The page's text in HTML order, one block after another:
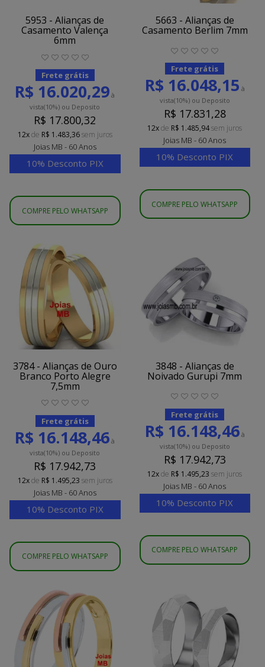
5953 - Alianças de
Casamento Valença
6mm
Frete grátis
R$ 16.020,29 à
vista(10%) ou Deposito
R$ 17.800,32
12xde R$ 1.483,36sem juros
Joias MB - 60 Anos
10% Desconto PIX
COMPRE PELO WHATSAPP
5663 - Alianças de
Casamento Berlim 7mm
Frete grátis
R$ 16.048,15 à
vista(10%)ou Deposito
R$ 17.831,28
12xde R$ 1.485,94sem juros
Joias MB - 60 Anos
10% Desconto PIX
COMPRE PELO WHATSAPP
3784 - Alianças de Ouro
Branco Porto Alegre
7,5mm
Frete grátis
R$ 16.148,46 à
vista(10%) ou Deposito
R$ 17.942,73
12xde R$ 1.495,23 sem juros
Joias MB - 60 Anos
10% Desconto PIX
COMPRE PELO WHATSAPP
3848 - Alianças de
Noivado Gurupi 7mm
Frete grátis
R$ 16.148,46à
vista(10%)ou Deposito
R$ 17.942,73
12xde R$ 1.495,23 sem juros
Joias MB - 60 Anos
10% Desconto PIX
COMPRE PELO WHATSAPP